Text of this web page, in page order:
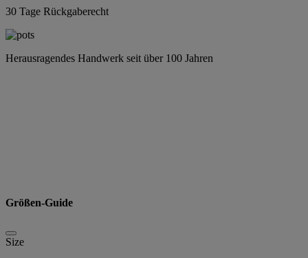
30 Tage Rückgaberecht
Herausragendes Handwerk seit über 100 Jahren
Größen-Guide
Size